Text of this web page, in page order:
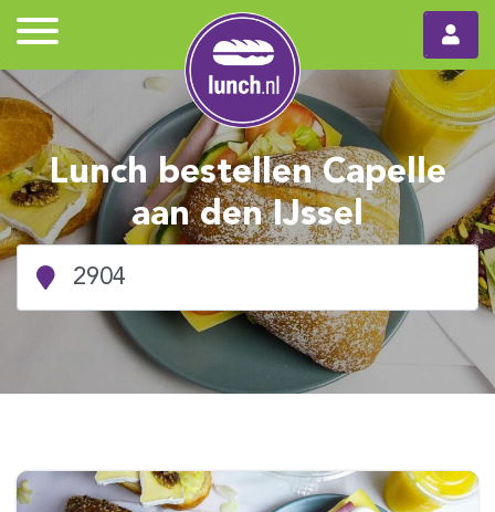
Lunch bestellen Capelle
aan den IJssel